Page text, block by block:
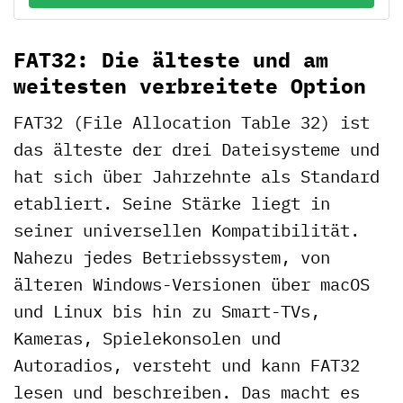
FAT32: Die älteste und am
weitesten verbreitete Option
FAT32 (File Allocation Table 32) ist
das älteste der drei Dateisysteme und
hat sich über Jahrzehnte als Standard
etabliert. Seine Stärke liegt in
seiner universellen Kompatibilität.
Nahezu jedes Betriebssystem, von
älteren Windows-Versionen über macOS
und Linux bis hin zu Smart-TVs,
Kameras, Spielekonsolen und
Autoradios, versteht und kann FAT32
lesen und beschreiben. Das macht es